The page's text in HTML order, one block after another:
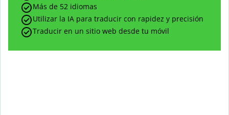
Más de 52 idiomas
Utilizar la IA para traducir con rapidez y precisión
Traducir en un sitio web desde tu móvil